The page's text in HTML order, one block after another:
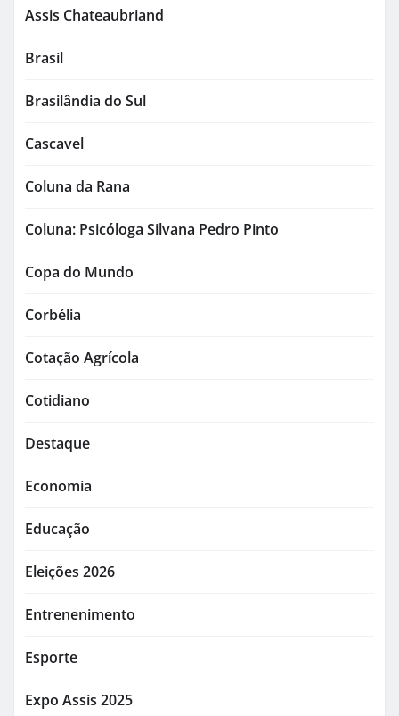
Assis Chateaubriand
Brasil
Brasilândia do Sul
Cascavel
Coluna da Rana
Coluna: Psicóloga Silvana Pedro Pinto
Copa do Mundo
Corbélia
Cotação Agrícola
Cotidiano
Destaque
Economia
Educação
Eleições 2026
Entrenenimento
Esporte
Expo Assis 2025